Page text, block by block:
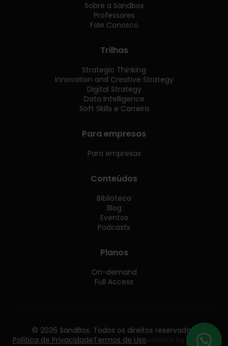
Sobre a Sandbox
Professores
Fale Conosco
Trilhas
Strategic Thinking
Innovation and Creative Strategy
Digital Strategy
Data Intelligence
Soft Skills e Carreira
Para empresas
Para empresas
Conteúdos
Biblioteca
Blog
Eventos
Podcasts
Planos
On-demand
Full Access
© 2026 SandBox. Todos os direitos reservados.
Política de PrivacidadeTermos de Uso website by follow55